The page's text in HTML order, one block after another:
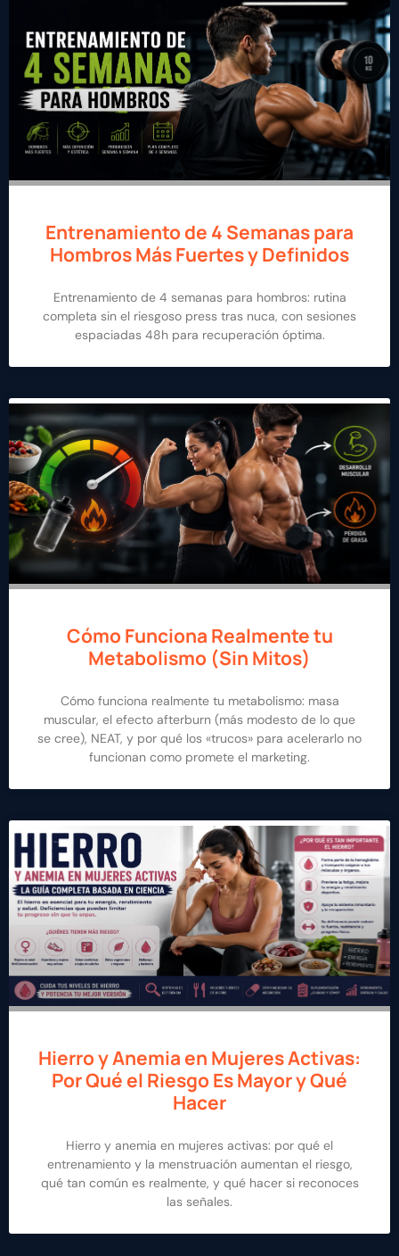
Entrenamiento de 4 Semanas para
Hombros Más Fuertes y Definidos
Entrenamiento de 4 semanas para hombros: rutina
completa sin el riesgoso press tras nuca, con sesiones
espaciadas 48h para recuperación óptima.
Cómo Funciona Realmente tu
Metabolismo (Sin Mitos)
Cómo funciona realmente tu metabolismo: masa
muscular, el efecto afterburn (más modesto de lo que
se cree), NEAT, y por qué los «trucos» para acelerarlo no
funcionan como promete el marketing.
Hierro y Anemia en Mujeres Activas:
Por Qué el Riesgo Es Mayor y Qué
Hacer
Hierro y anemia en mujeres activas: por qué el
entrenamiento y la menstruación aumentan el riesgo,
qué tan común es realmente, y qué hacer si reconoces
las señales.